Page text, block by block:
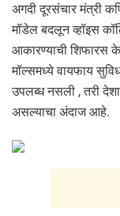
अगदी दूरसंचार मंत्री
मॉडेल बदलून व्हॉइस
आकारण्याची शिफारस
मॉल्समध्ये वायफाय
उपलब्ध नसली , तरी
असल्याचा अंदाज आहे.